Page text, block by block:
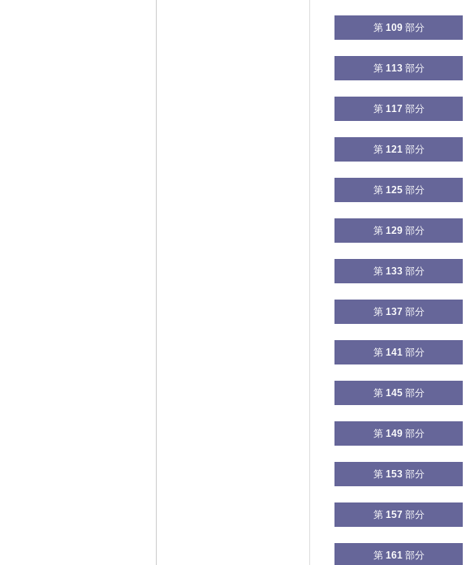
第 109部分
第 113部分
第 117 部分
第 121部分
第 125部分
第 129部分
第 133部分
第 137 部分
第 141部分
第 145部分
第 149部分
第 153部分
第 157 部分
第 161部分